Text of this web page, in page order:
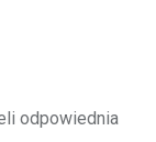
odpowiednia